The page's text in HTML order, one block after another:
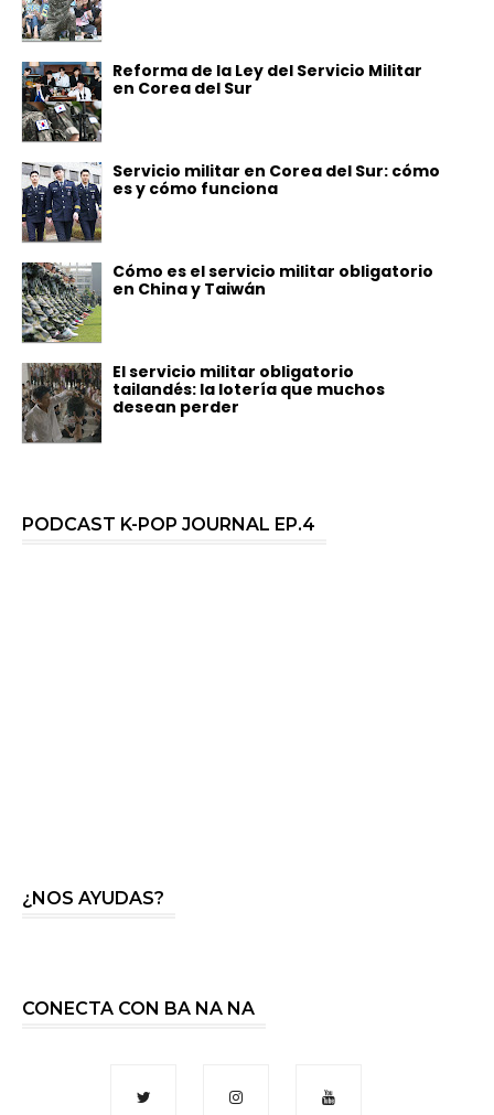
Reforma de la Ley del Servicio Militar
en Corea del Sur
Servicio militar en Corea del Sur: cómo
es y cómo funciona
Cómo es el servicio militar obligatorio
en China y Taiwán
El servicio militar obligatorio
tailandés: la lotería que muchos
desean perder
PODCAST K-POP JOURNAL EP.4
¿NOS AYUDAS?
CONECTA CON BA NA NA